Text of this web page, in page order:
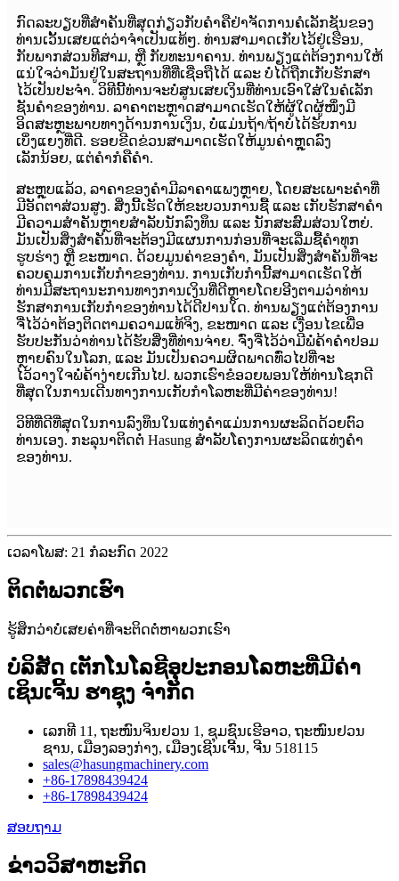
ກົດລະບຽບທີ່ສຳຄັນທີ່ສຸດກ່ຽວກັບຄຳຄືຢ່າຈັດການຄໍເລັກຊັນຂອງ
ທ່ານເວັ້ນເສຍແຕ່ວ່າຈຳເປັນແທ້ໆ. ທ່ານສາມາດເກັບໄວ້ຢູ່ເຮືອນ,
ກັບພາກສ່ວນທີສາມ, ຫຼື ກັບທະນາຄານ. ທ່ານພຽງແຕ່ຕ້ອງການໃຫ້
ແນ່ໃຈວ່າມັນຢູ່ໃນສະຖານທີ່ທີ່ເຊື່ອຖືໄດ້ ແລະ ບໍ່ໄດ້ຖືກເກັບຮັກສາ
ໄວ້ເປັນປະຈຳ. ວິທີນີ້ທ່ານຈະບໍ່ສູນເສຍເງິນທີ່ທ່ານເອົາໃສ່ໃນຄໍເລັກ
ຊັນຄຳຂອງທ່ານ. ລາຄາຕະຫຼາດສາມາດເຮັດໃຫ້ຜູ້ໃດຜູ້ໜຶ່ງມີ
ອິດສະຫຼະພາບທາງດ້ານການເງິນ, ບໍ່ແມ່ນຖ້າ/ຖ້າບໍ່ໄດ້ຮັບການ
ເບິ່ງແຍງທີ່ດີ. ຮອຍຂີດຂ່ວນສາມາດເຮັດໃຫ້ມູນຄ່າຫຼຸດລົງ
ເລັກນ້ອຍ, ແຕ່ຄຳກໍຄືຄຳ.
ສະຫຼຸບແລ້ວ, ລາຄາຂອງຄຳມີລາຄາແພງຫຼາຍ, ໂດຍສະເພາະຄຳທີ່
ມີອັດຕາສ່ວນສູງ. ສິ່ງນີ້ເຮັດໃຫ້ຂະບວນການຊື້ ແລະ ເກັບຮັກສາຄຳ
ມີຄວາມສຳຄັນຫຼາຍສຳລັບນັກລົງທຶນ ແລະ ນັກສະສົມສ່ວນໃຫຍ່.
ມັນເປັນສິ່ງສຳຄັນທີ່ຈະຕ້ອງມີແຜນການກ່ອນທີ່ຈະເລີ່ມຊື້ຄຳທຸກ
ຮູບຮ່າງ ຫຼື ຂະໜາດ. ດ້ວຍມູນຄ່າຂອງຄຳ, ມັນເປັນສິ່ງສຳຄັນທີ່ຈະ
ຄວບຄຸມການເກັບກຳຂອງທ່ານ. ການເກັບກຳນີ້ສາມາດເຮັດໃຫ້
ທ່ານມີສະຖານະການທາງການເງິນທີ່ດີຫຼາຍໂດຍອີງຕາມວ່າທ່ານ
ຮັກສາການເກັບກຳຂອງທ່ານໄດ້ດີປານໃດ. ທ່ານພຽງແຕ່ຕ້ອງການ
ຈື່ໄວ້ວ່າຕ້ອງຕິດຕາມຄວາມແທ້ຈິງ, ຂະໜາດ ແລະ ເງື່ອນໄຂເພື່ອ
ຮັບປະກັນວ່າທ່ານໄດ້ຮັບສິ່ງທີ່ທ່ານຈ່າຍ. ຈົ່ງຈື່ໄວ້ວ່າມີພໍ່ຄ້າຄຳປອມ
ຫຼາຍຄົນໃນໂລກ, ແລະ ມັນເປັນຄວາມຜິດພາດທົ່ວໄປທີ່ຈະ
ໄວ້ວາງໃຈພໍ່ຄ້າງ່າຍເກີນໄປ. ພວກເຮົາຂໍອວຍພອນໃຫ້ທ່ານໂຊກດີ
ທີ່ສຸດໃນການເດີນທາງການເກັບກຳໂລຫະທີ່ມີຄ່າຂອງທ່ານ!
ວິທີທີ່ດີທີ່ສຸດໃນການລົງທຶນໃນແທ່ງຄຳແມ່ນການຜະລິດດ້ວຍຕົວ
ທ່ານເອງ. ກະລຸນາຕິດຕໍ່ Hasung ສຳລັບໂຄງການຜະລິດແທ່ງຄຳ
ຂອງທ່ານ.
ເວລາໂພສ: 21 ກໍລະກົດ 2022
ຕິດຕໍ່ພວກເຮົາ
ຮູ້ສຶກວ່າບໍ່ເສຍຄ່າທີ່ຈະຕິດຕໍ່ຫາພວກເຮົາ
ບໍລິສັດ ເຕັກໂນໂລຊີອຸປະກອນໂລຫະທີ່ມີຄ່າ
ເຊິນເຈີ້ນ ຮາຊຸງ ຈຳກັດ
ເລກທີ 11, ຖະໜົນຈິນຢວນ 1, ຊຸມຊົນເຮີອາວ, ຖະໜົນຢວນ
ຊານ, ເມືອງລອງກ່າງ, ເມືອງເຊີນເຈີ້ນ, ຈີນ 518115
sales@hasungmachinery.com
+86-17898439424
+86-17898439424
ສອບຖາມ
ຂ່າວວິສາຫະກິດ